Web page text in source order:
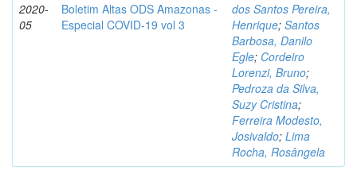
2020-
05
Boletim Altas ODS Amazonas -
Especial COVID-19 vol 3
dos Santos Pereira,
Henrique; Santos
Barbosa, Danilo
Egle; Cordeiro
Lorenzi, Bruno;
Pedroza da Silva,
Suzy Cristina;
Ferreira Modesto,
Josivaldo; Lima
Rocha, Rosângela